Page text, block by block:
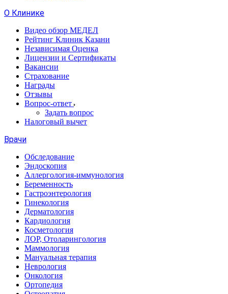
О Клинике
Видео обзор МЕДЕЛ
Рейтинг Клиник Казани
Независимая Оценка
Лицензии и Сертификаты
Вакансии
Страхование
Награды
Отзывы
Вопрос-ответ
Задать вопрос
Налоговый вычет
Врачи
Обследование
Эндоскопия
Аллергология-иммунология
Беременность
Гастроэнтерология
Гинекология
Дерматология
Кардиология
Косметология
ЛОР, Отоларингология
Маммология
Мануальная терапия
Неврология
Онкология
Ортопедия